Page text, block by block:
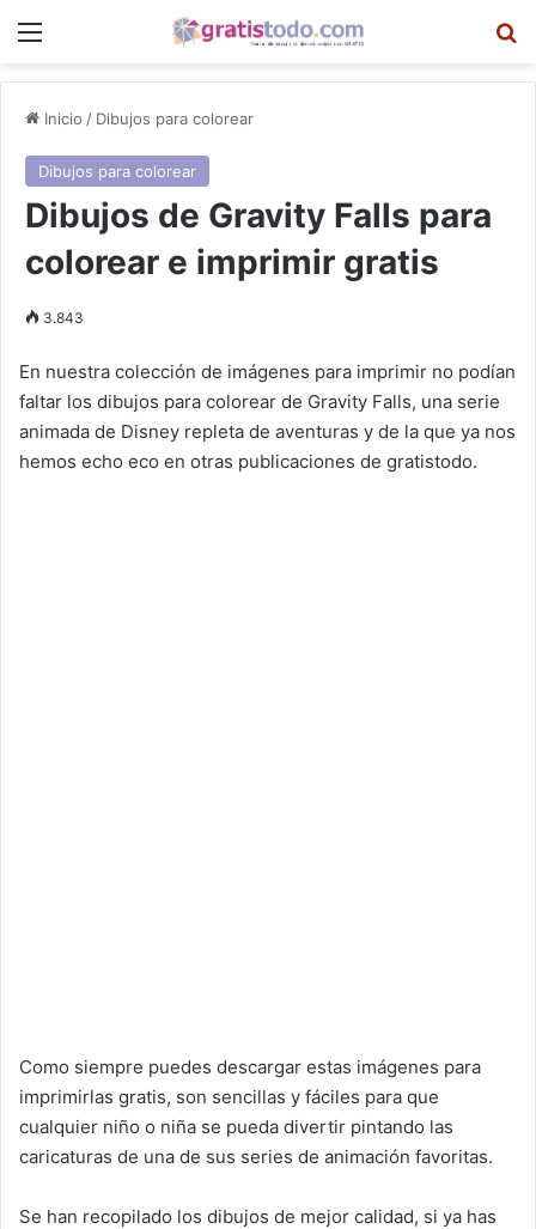
Menú
Inicio / Dibujos para colorear
Dibujos para colorear
Dibujos de Gravity Falls para
colorear e imprimir gratis
3.843
En nuestra colección de imágenes para imprimir no podían
faltar los dibujos para colorear de Gravity Falls, una serie
animada de Disney repleta de aventuras y de la que ya nos
hemos echo eco en otras publicaciones de gratistodo.
Como siempre puedes descargar estas imágenes para
imprimirlas gratis, son sencillas y fáciles para que
cualquier niño o niña se pueda divertir pintando las
caricaturas de una de sus series de animación favoritas.
Se han recopilado los dibujos de mejor calidad, si ya has